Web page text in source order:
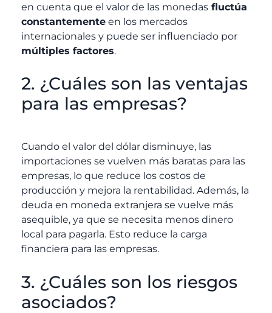
en cuenta que el valor de las monedas fluctúa
constantemente en los mercados
internacionales y puede ser influenciado por
múltiples factores.
2. ¿Cuáles son las ventajas
para las empresas?
Cuando el valor del dólar disminuye, las
importaciones se vuelven más baratas para las
empresas, lo que reduce los costos de
producción y mejora la rentabilidad. Además, la
deuda en moneda extranjera se vuelve más
asequible, ya que se necesita menos dinero
local para pagarla. Esto reduce la carga
financiera para las empresas.
3. ¿Cuáles son los riesgos
asociados?